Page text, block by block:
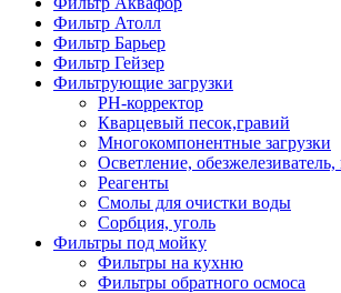
Фильтр Атолл
Фильтр Барьер
Фильтр Гейзер
Фильтрующие загрузки
PH-корректор
Кварцевый песок,гравий
Многокомпонентные загрузки
Осветление, обезжелезиватель,
Реагенты
Смолы для очистки воды
Сорбция, уголь
Фильтры под мойку
Фильтры на кухню
Фильтры обратного осмоса